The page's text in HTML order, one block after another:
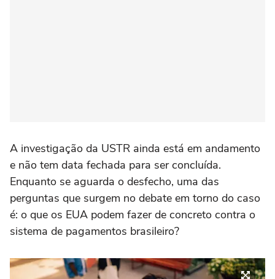
A investigação da USTR ainda está em andamento
e não tem data fechada para ser concluída.
Enquanto se aguarda o desfecho, uma das
perguntas que surgem no debate em torno do caso
é: o que os EUA podem fazer de concreto contra o
sistema de pagamentos brasileiro?